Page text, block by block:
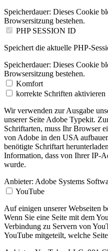
Speicherdauer: Dieses Cookie
Browsersitzung bestehen.
PHP SESSION ID
Speichert die aktuelle PHP-
Speicherdauer: Dieses Cookie
Browsersitzung bestehen.
Komfort
korrekte Schriften aktivieren
Wir verwenden zur Ausgabe
unserer Seite Adobe Typekit.
Schriftarten, muss Ihr Browser
von Adobe in den USA
benötigte Schriftart
Information, dass von Ihrer IP-
wurde.
Anbieter: Adobe Systems
YouTube
Auf einigen unserer Webseiten
Wenn Sie eine Seite mit dem
Verbindung zu Servern von
YouTube mitgeteilt, welche